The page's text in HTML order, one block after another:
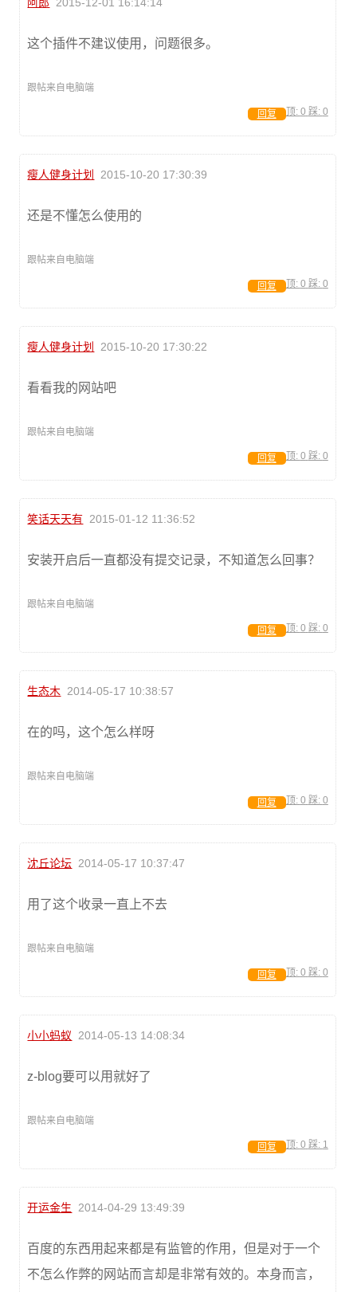
这个插件不建议使用，问题很多。
跟帖来自电脑端
顶: 0 踩: 0
回复
瘦人健身计划 2015-10-20 17:30:39
还是不懂怎么使用的
跟帖来自电脑端
顶: 0 踩: 0
回复
瘦人健身计划 2015-10-20 17:30:22
看看我的网站吧
跟帖来自电脑端
顶: 0 踩: 0
回复
笑话天天有 2015-01-12 11:36:52
安装开启后一直都没有提交记录，不知道怎么回事？
跟帖来自电脑端
顶: 0 踩: 0
回复
生态木 2014-05-17 10:38:57
在的吗，这个怎么样呀
跟帖来自电脑端
顶: 0 踩: 0
回复
沈丘论坛 2014-05-17 10:37:47
用了这个收录一直上不去
跟帖来自电脑端
顶: 0 踩: 0
回复
小小蚂蚁 2014-05-13 14:08:34
z-blog要可以用就好了
跟帖来自电脑端
顶: 0 踩: 1
回复
开运金生 2014-04-29 13:49:39
百度的东西用起来都是有监管的作用，但是对于一个
不怎么作弊的网站而言却是非常有效的。本身而言，